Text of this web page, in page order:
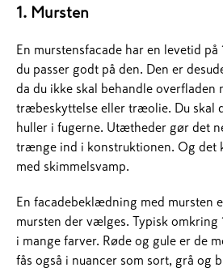
1. Mursten
En murstensfacade har en levetid
du passer godt på den. Den er
da du ikke skal behandle overfladen
træbeskyttelse eller træolie. Du skal
huller i fugerne. Utætheder gør det
trænge ind i konstruktionen. Og det
med skimmelsvamp.
En facadebeklædning med mursten
mursten der vælges. Typisk omkring
i mange farver. Røde og gule er de
fås også i nuancer som sort, grå og